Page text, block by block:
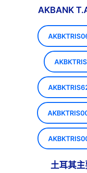
AKBANK
土耳其